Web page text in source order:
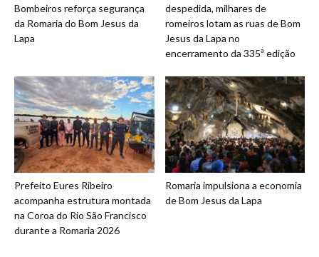
Bombeiros reforça segurança
da Romaria do Bom Jesus da
Lapa
despedida, milhares de
romeiros lotam as ruas de Bom
Jesus da Lapa no
encerramento da 335ª edição
Prefeito Eures Ribeiro
acompanha estrutura montada
na Coroa do Rio São Francisco
durante a Romaria 2026
Romaria impulsiona a economia
de Bom Jesus da Lapa